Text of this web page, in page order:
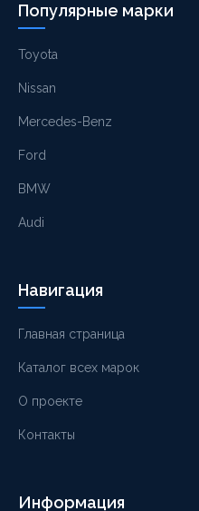
Популярные марки
Toyota
Nissan
Mercedes-Benz
Ford
BMW
Audi
Навигация
Главная страница
Каталог всех марок
О проекте
Контакты
Информация